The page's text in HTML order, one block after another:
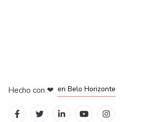
Hecho con ❤ en Belo Horizonte